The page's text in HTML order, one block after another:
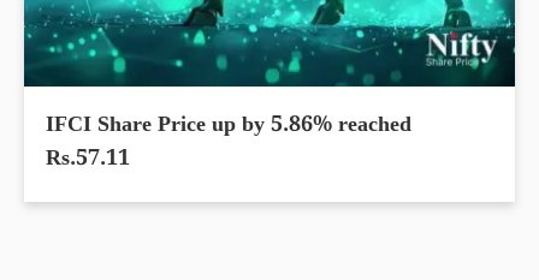
IFCI Share Price up by 5.86% reached
Rs.57.11